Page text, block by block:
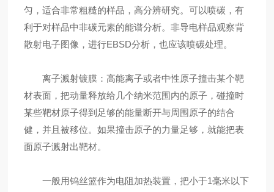
匀，适合非常粗糙的样品，高分辨研究。可以喷碳，有
利于对样品中非碳元素的能谱分析。非导电样品观察背
散射电子图像，进行EBSD分析，也应该喷碳处理。
离子溅射镀膜：高能离子或者中性原子撞击某个靶
材表面，把动量释放给几个纳米范围内的原子，碰撞时
某些靶材原子得到足够的能量断开与周围原子的结合
健，并且被移位。如果撞击原子的力量足够，就能把表
面原子溅射出靶材。
一般用钨丝篮作为电阻加热装置，把小于1毫米以下